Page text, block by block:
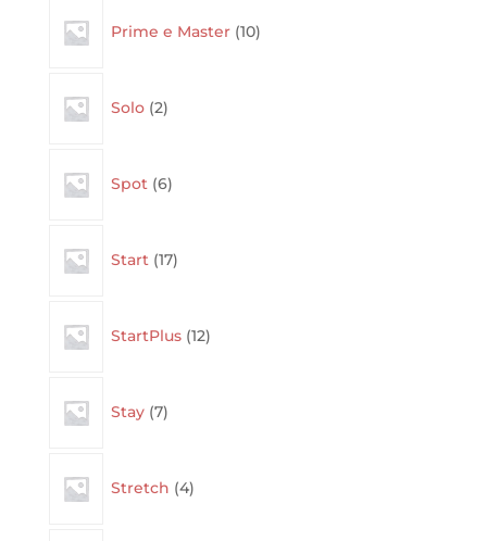
Prime e Master 10products
Solo 2products
Spot 6products
Start 17products
StartPlus 12products
Stay 7products
Stretch 4products